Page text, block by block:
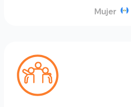
Mujer